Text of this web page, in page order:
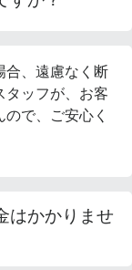
合、遠慮なく断
タッフが、お客
で、ご安心く
はかかりませ